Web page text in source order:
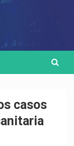
casos